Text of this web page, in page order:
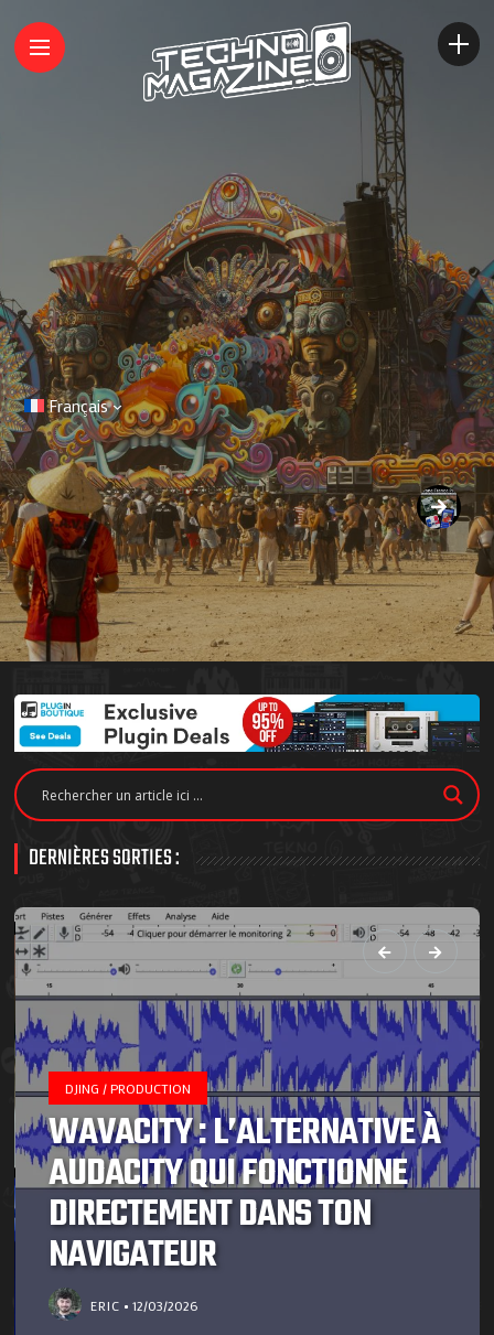
Français
DERNIÈRES SORTIES :
DJING / PRODUCTION
WAVACITY : L’ALTERNATIVE À
AUDACITY QUI FONCTIONNE
DIRECTEMENT DANS TON
NAVIGATEUR
ERIC 12/03/2026